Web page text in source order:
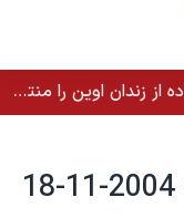
شبکه آمریکایی سی‌بی‌‌اس گزارش رضا ولی‌زاده از زندان اوین را منتشر کرد؛ کامران حکمتی پیش از آغاز شیمی‌درمانی به زندان بازگردانده شد